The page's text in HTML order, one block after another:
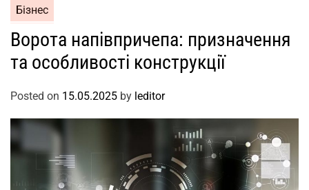
Бізнес
Ворота напівпричепа: призначення
та особливості конструкції
Posted on 15.05.2025 by leditor